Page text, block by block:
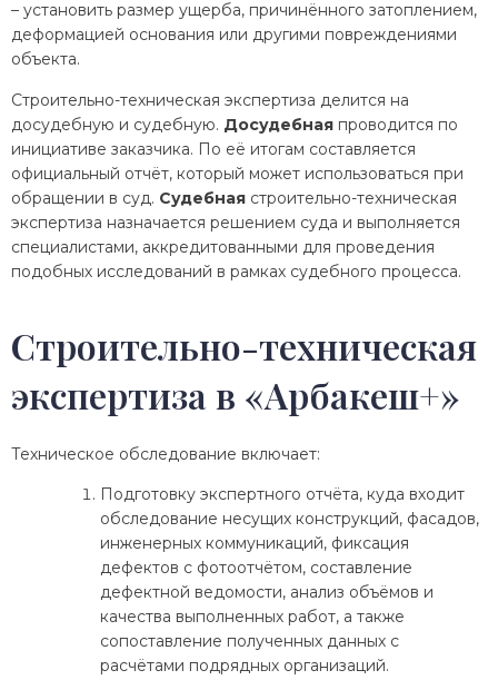
– установить размер ущерба, причинённого затоплением,
деформацией основания или другими повреждениями
объекта.
Строительно-техническая экспертиза делится на
досудебную и судебную. Досудебная проводится по
инициативе заказчика. По её итогам составляется
официальный отчёт, который может использоваться при
обращении в суд. Судебная строительно-техническая
экспертиза назначается решением суда и выполняется
специалистами, аккредитованными для проведения
подобных исследований в рамках судебного процесса.
Строительно-техническая
экспертиза в «Арбакеш+»
Техническое обследование включает:
Подготовку экспертного отчёта, куда входит
обследование несущих конструкций, фасадов,
инженерных коммуникаций, фиксация
дефектов с фотоотчётом, составление
дефектной ведомости, анализ объёмов и
качества выполненных работ, а также
сопоставление полученных данных с
расчётами подрядных организаций.